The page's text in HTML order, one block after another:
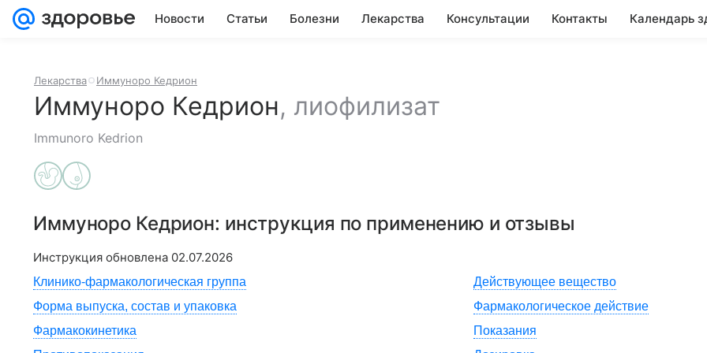
Новости Статьи Болезни Лекарства Консультации Контакты Календарь
Лекарства Иммуноро Кедрион
Иммуноро Кедрион, лиофилизат
Immunoro Kedrion
Иммуноро Кедрион: инструкция по применению и отзывы
Инструкция обновлена 02.07.2026
Клинико-фармакологическая группа
Действующее вещество
Форма выпуска, состав и упаковка
Фармакологическое действие
Фармакокинетика
Показания